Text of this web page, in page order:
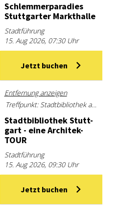
Schlem­mer­pa­ra­dies
Stutt­gar­ter Markt­hal­le
Stadtführung
15. Aug 2026, 07:30 Uhr
Jetzt buchen
Entfernung anzeigen
Treffpunkt: Stadtbibliothek am Mailänder Platz, Mailänder Platz 1 (Eingang gegenüber Milaneo), 70173 Stuttgart, Deutschland
Stadt­bi­blio­thek Stutt­
gart - ei­ne Ar­chi­tek­
TOUR
Stadtführung
15. Aug 2026, 09:30 Uhr
Jetzt buchen